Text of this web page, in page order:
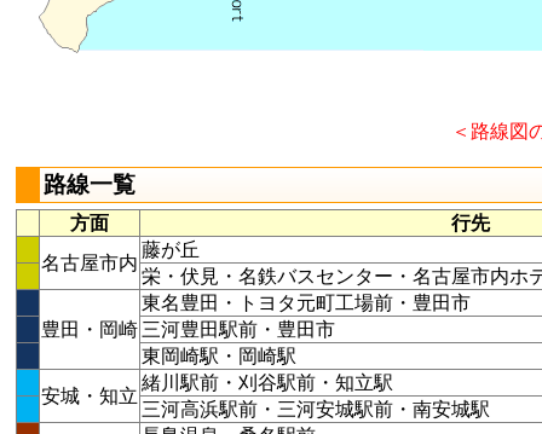
＜路線図
路線一覧
方面
行先
名古屋市内
藤が丘
栄・伏見・名鉄バスセンター・名古屋市内
豊田・岡崎
東名豊田・トヨタ元町工場前・豊田市
三河豊田駅前・豊田市
東岡崎駅・岡崎駅
安城・知立
緒川駅前・刈谷駅前・知立駅
三河高浜駅前・三河安城駅前・南安城駅